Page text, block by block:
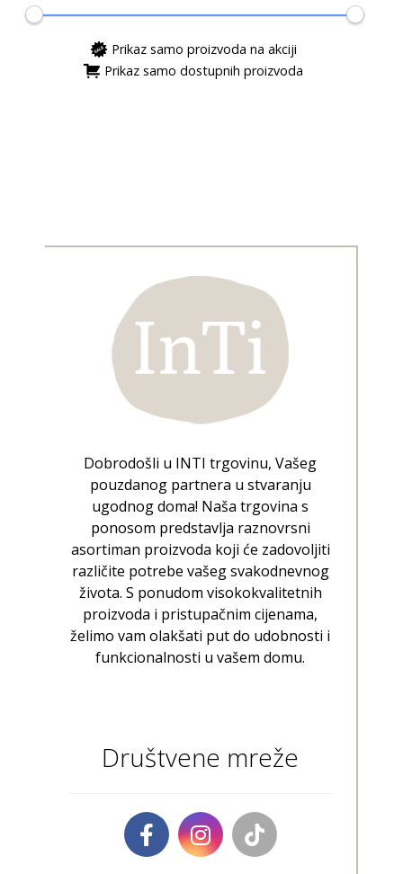
Prikaz samo proizvoda na akciji
Prikaz samo dostupnih proizvoda
Dobrodošli u INTI trgovinu, Vašeg
pouzdanog partnera u stvaranju
ugodnog doma! Naša trgovina s
ponosom predstavlja raznovrsni
asortiman proizvoda koji će zadovoljiti
različite potrebe vašeg svakodnevnog
života. S ponudom visokokvalitetnih
proizvoda i pristupačnim cijenama,
želimo vam olakšati put do udobnosti i
funkcionalnosti u vašem domu.
Društvene mreže